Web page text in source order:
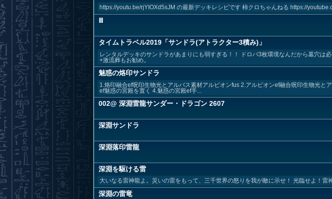
https://youtu.be/rjYIOXd5sJM の最新デッキレシピです 柿クロちゃんねる https://
Ⅲ
タイムトラベル2019「サンドラ(アトラクター3積み)」
レンタルデッキのサンドラがあまりにも弱すぎる！！ ドロバ3枚環境なんだから墓穴は
+激流葬もお勧め。
魅惑の烙印サンドラ
1.烙印融合ef呪印生物光とアルバス素材アルビオンfus 2.アルビオンef融合呪印生物光と
ef魅惑の宮殿を置く 4.魅惑の宮殿ef手...
002@ 深淵雷龍サンダー・ドラゴン 2607
深淵サンドラ
深淵落印雷龍
深淵を駆ける雷
大いなる雷神龍よ。災いの雷をもって、三千世界の怒りを我が敵に示せ！ 光臨せよ！雷
深淵の雷竜